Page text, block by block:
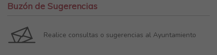
Buzón de Sugerencias
Realice consultas o sugerencias al Ayuntamiento